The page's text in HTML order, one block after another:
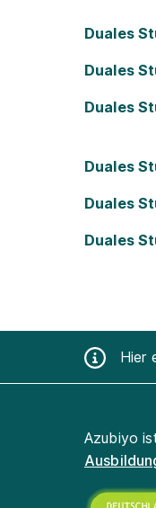
Duales
Duales
Duales
Duales
Duales
Duales
Hier
Azubiyo